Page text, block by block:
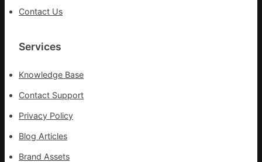
Contact Us
Services
Knowledge Base
Contact Support
Privacy Policy
Blog Articles
Brand Assets